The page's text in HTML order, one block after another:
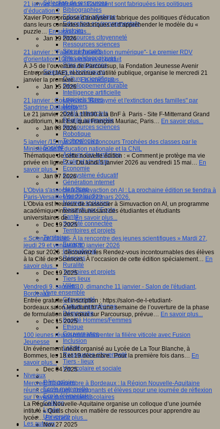
Sélection de ressources
Bibliographies
Education artistique
Education environnementale
Histoire
Ressources citoyenneté
Ressources sciences
Sites éducatifs
Sites pédagogiques
Sites ressources
Sciences et techniques
Culture scientifique
Développement durable
Intelligence artificielle
Logiciels libres
Métavers
Outils et logiciels
Réalité augmentée
Ressources sciences
Robotique
Technologies
Société
Acteurs des territoires
Ecole et structure
Economie
Ecosystème éducatif
Génération internet
Handicap
Mondialisation
Normes scolaires
Regards sur l’Ecole
Santé
Société connectée
Territoires et projets
Territoires
Europe
International
Régions
Ruralité
Territoires et projets
Tiers lieux
Villes
Vivre ensemble
Citoyenneté
Culture européenne
Démocratie
Egalité Hommes/Femmes
Ethique
Gouvernance
Inclusion
Laïcité
Ressources citoyenneté
Tiers - lieux
Vie scolaire et sociale
Niveaux
Périscolaire
Ecole maternelle
Ecole élémentaire
Collège
Lycée
Université
Les auteurs
21 janvier, conférence : Comment sont fabriquées les politiques
d’éducation ?
Xavier Pons propose d'analyser la fabrique des politiques d'éducation
dans leurs contextes historiques et d’appréhender le modèle du «
puzzle… En savoir plus...
Jan 19 2026
21 janvier : "Faites de l'orientation numérique"- Le premier RDV
d'orientation 100% en ligne et gratuit
À J-5 de l’ouverture de Parcoursup, la Fondation Jeunesse Avenir
Entreprise (JAE), reconnue d’utilité publique, organise le mercredi 21
janvier la première…En savoir plus...
Jan 15 2026
21 janvier : Conférence "Bienaymé et l'extinction des familles" par
Sandrine Dallaporta
Le 21 janvier 2026 à 18h30 à la BnF à Paris - Site F-Mitterrand Grand
auditorium, hall Est, quai François Mauriac, Paris… En savoir plus...
Jan 08 2026
5 janvier /15 mai 2026 : Le concours Trophées des classes par le
Ministère de l'Éducation nationale et la CNIL
Thématique de cette nouvelle édition : « Comment je protège ma vie
privée en ligne ? ». Du lundi 5 janvier 2026 au vendredi 15 mai… En
savoir plus...
Jan 07 2026
L'Obvia s'associe à Simuvaction on AI : La prochaine édition se tiendra à
Paris-Versailles du 22 au 27 mars 2026.
L'Obvia est heureux de s'associer à Simuvaction on AI, un programme
académique intensif réunissant des étudiantes et étudiants
universitaires de…En savoir plus...
Dec 19 2025
« Science infuse - À la rencontre des jeunes scientifiques » Mardi 27,
jeudi 29 et vendredi 30 janvier 2026
Cap sur 2026 : découvrez les Rendez-vous incontournables des élèves
à la Cité des Sciences. À l’occasion de cette édition spécialement… En
savoir plus...
Dec 19 2025
Vendredi 9, samedi 10, dimanche 11 janvier - Salon de l'étudiant,
Bordeaux
Entrée gratuite et inscription : https://salon-de-l-etudiant-
bordeaux.salon.letudiant.fr/ À une semaine de l’ouverture de la phase
de formulation des vœux sur Parcoursup, prévue… En savoir plus...
Dec 15 2025
100 jeunes réunis pour réinventer la filière viticole avec Fusion
Jeunesse
Un événement inédit organisé au Lycée de La Tour Blanche, à
Bommes, les 18 et 19 décembre. Pour la première fois dans… En
savoir plus...
Dec 04 2025
Mercredi 10 décembre à Bordeaux : la Région Nouvelle-Aquitaine
réunit chercheurs, enseignants et élèves pour une journée de réflexion
sur l’avenir des manuels scolaires
La Région Nouvelle-Aquitaine organise un colloque d’une journée
intitulé « Quels choix en matière de ressources pour apprendre au
lycée…En savoir plus...
Nov 27 2025